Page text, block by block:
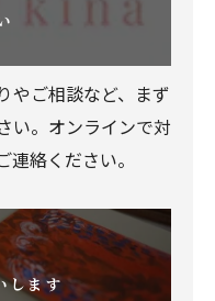
やご相談など、まず
い。オンラインで対
絡ください。
します